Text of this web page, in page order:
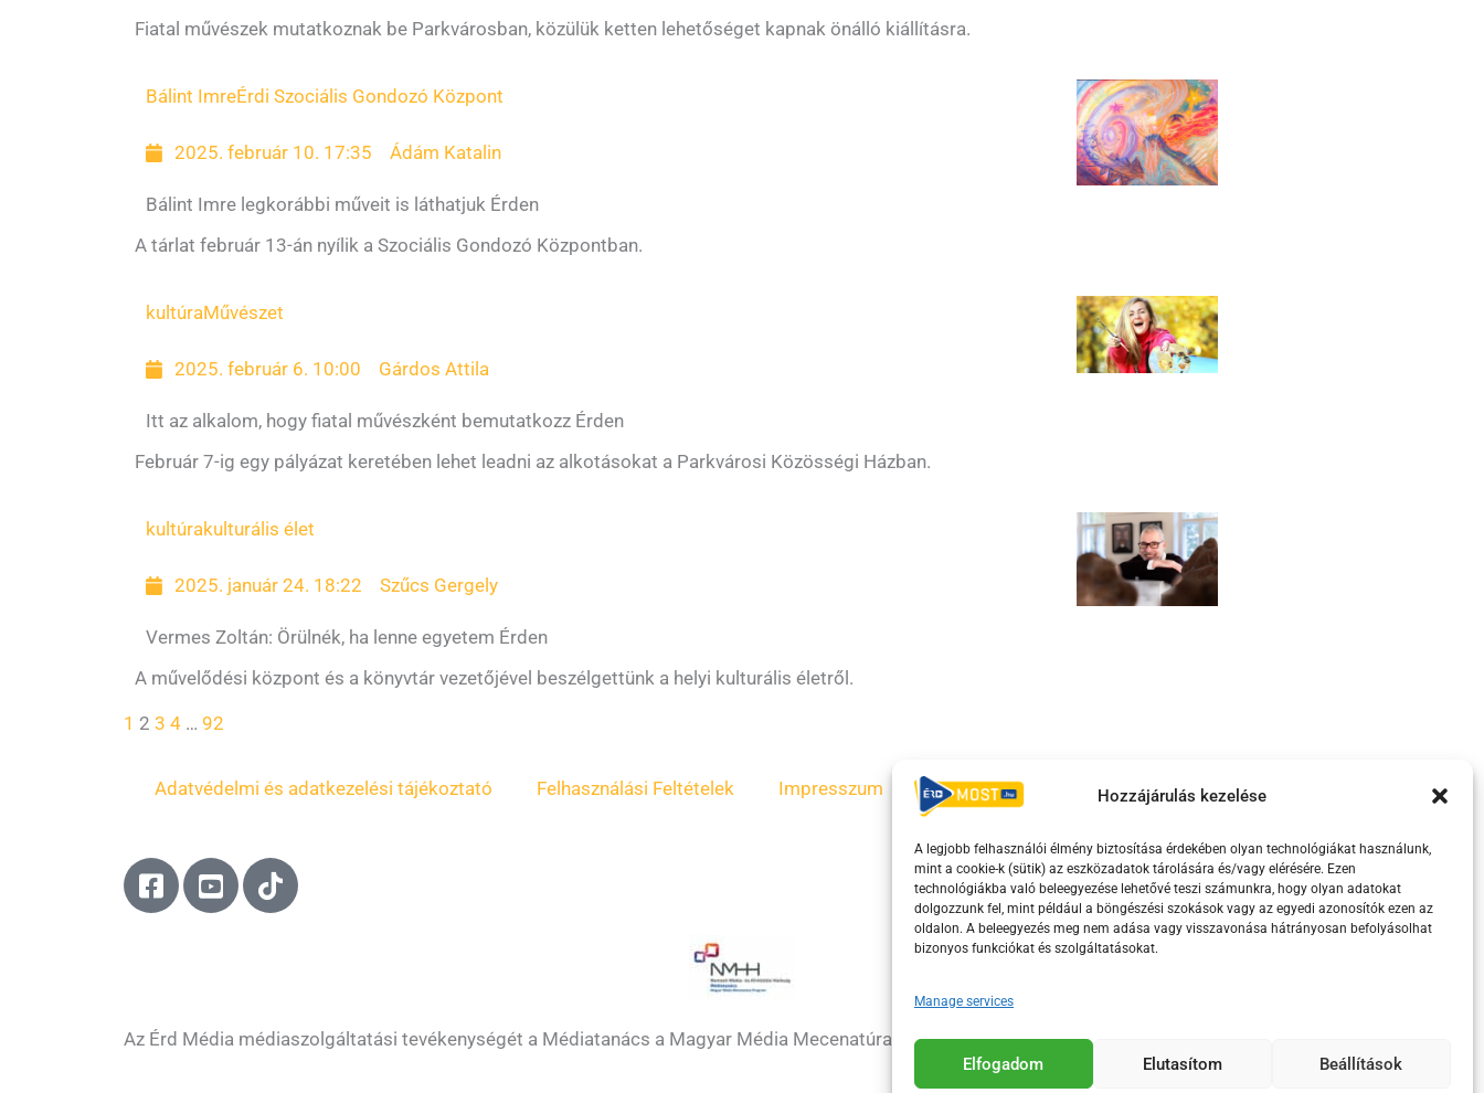
Hozzájárulás kezelése
A legjobb felhasználói élmény biztosítása érdekében olyan technológiákat használunk,
mint a cookie-k (sütik) az eszközadatok tárolására és/vagy elérésére. Ezen
technológiákba való beleegyezése lehetővé teszi számunkra, hogy olyan adatokat
dolgozzunk fel, mint például a böngészési szokások vagy az egyedi azonosítók ezen az
oldalon. A beleegyezés meg nem adása vagy visszavonása hátrányosan befolyásolhat
bizonyos funkciókat és szolgáltatásokat.
Manage services
Elfogadom Elutasítom Beállítások
Fiatal művészek mutatkoznak be Parkvárosban, közülük ketten lehetőséget kapnak önálló kiállításra.
Bálint ImreÉrdi Szociális Gondozó Központ
2025. február 10. 17:35 Ádám Katalin
Bálint Imre legkorábbi műveit is láthatjuk Érden
A tárlat február 13-án nyílik a Szociális Gondozó Központban.
kultúraMűvészet
2025. február 6. 10:00 Gárdos Attila
Itt az alkalom, hogy fiatal művészként bemutatkozz Érden
Február 7-ig egy pályázat keretében lehet leadni az alkotásokat a Parkvárosi Közösségi Házban.
kultúrakulturális élet
2025. január 24. 18:22 Szűcs Gergely
Vermes Zoltán: Örülnék, ha lenne egyetem Érden
A művelődési központ és a könyvtár vezetőjével beszélgettünk a helyi kulturális életről.
1 2 3 4 … 92
Adatvédelmi és adatkezelési tájékoztató Felhasználási Feltételek Impresszum ÁSZF Irányelvek Moderálási szabályzat
F
a
o
Y
o
e
T
i
Az Érd Média médiaszolgáltatási tevékenységét a Médiatanács a Magyar Média Mecenatúra program keretében támogatja.